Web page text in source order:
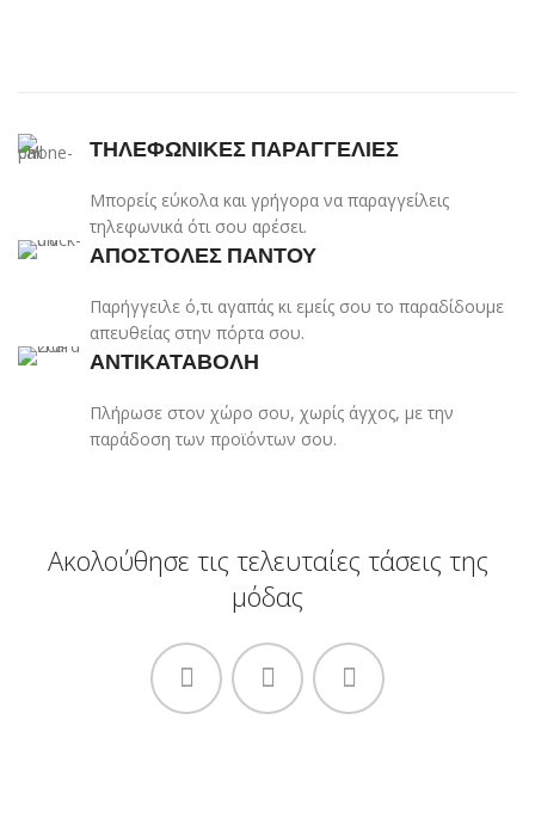
ΤΗΛΕΦΩΝΙΚΕΣ ΠΑΡΑΓΓΕΛΙΕΣ
Μπορείς εύκολα και γρήγορα να παραγγείλεις
τηλεφωνικά ότι σου αρέσει.
ΑΠΟΣΤΟΛΕΣ ΠΑΝΤΟΥ
Παρήγγειλε ό,τι αγαπάς κι εμείς σου το παραδίδουμε
απευθείας στην πόρτα σου.
ΑΝΤΙΚΑΤΑΒΟΛΗ
Πλήρωσε στον χώρο σου, χωρίς άγχος, με την
παράδοση των προϊόντων σου.
Ακολούθησε τις τελευταίες τάσεις της
μόδας